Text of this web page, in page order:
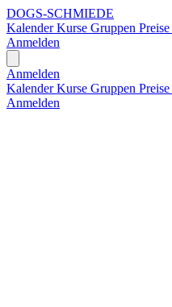
DOGS-SCHMIEDE
KalenderKurse Gruppen Preise
Anmelden
Anmelden
KalenderKurse Gruppen Preise
Anmelden